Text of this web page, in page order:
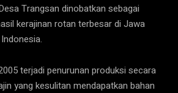
Trangsan dinobatkan sebagai
kerajinan rotan terbesar di Jawa
terjadi penurunan produksi secara
yang kesulitan mendapatkan bahan